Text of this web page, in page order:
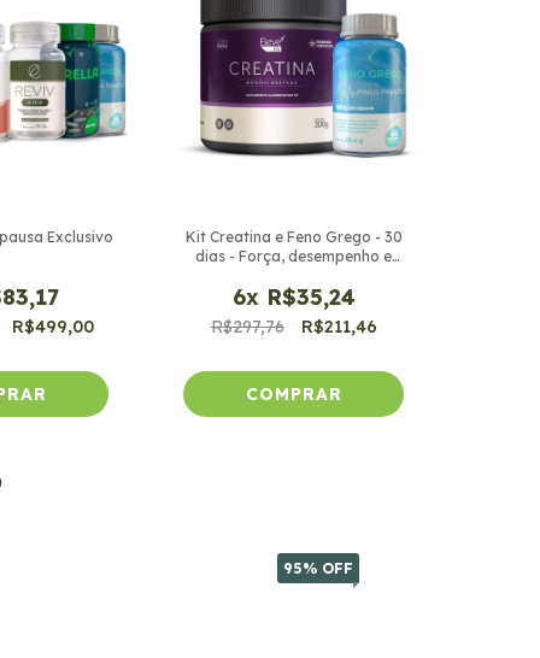
Exclusivo
R$499,00
Kit Creatina e Feno Grego - 30
dias - Força, desempenho e
6x R$35,24
R$297,76 R$211,46
95% OFF